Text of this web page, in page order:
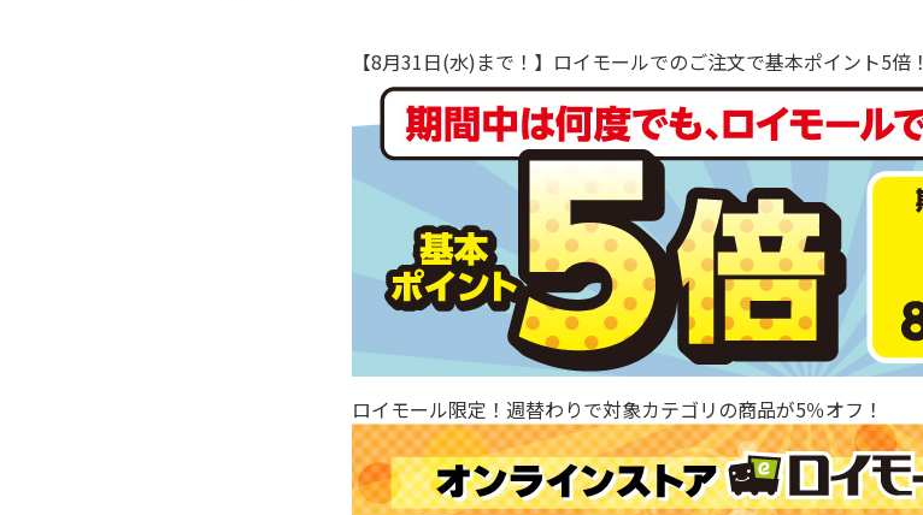
【8月31日(水)まで！】ロイモールでのご注文で基本ポイント5倍！
ロイモール限定！週替わりで対象カテゴリの商品が5％オフ！